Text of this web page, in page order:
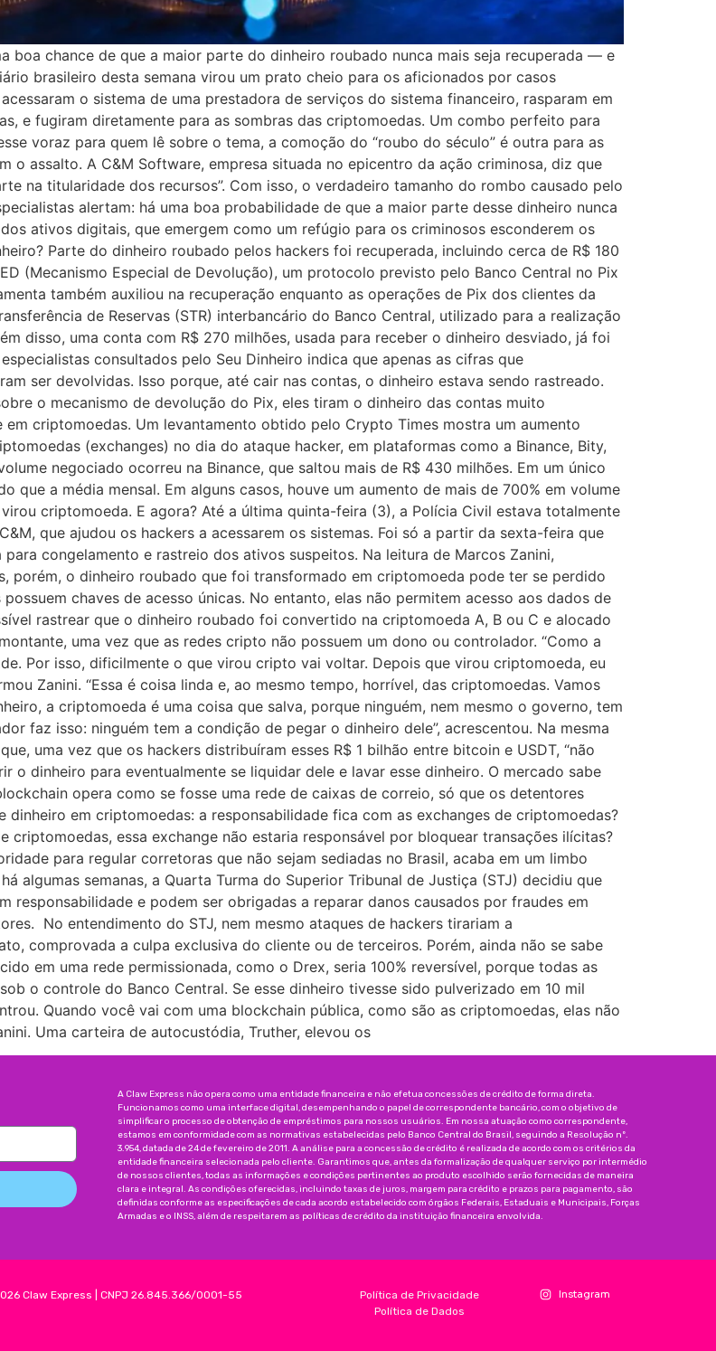
boa chance de que a maior parte do dinheiro roubado nunca mais seja recuperada — e
brasileiro desta semana virou um prato cheio para os aficionados por casos
o sistema de uma prestadora de serviços do sistema financeiro, rasparam em
e fugiram diretamente para as sombras das criptomoedas. Um combo perfeito para
voraz para quem lê sobre o tema, a comoção do “roubo do século” é outra para as
o assalto. A C&M Software, empresa situada no epicentro da ação criminosa, diz que
na titularidade dos recursos”. Com isso, o verdadeiro tamanho do rombo causado pelo
alertam: há uma boa probabilidade de que a maior parte desse dinheiro nunca
ativos digitais, que emergem como um refúgio para os criminosos esconderem os
Parte do dinheiro roubado pelos hackers foi recuperada, incluindo cerca de R$ 180
(Mecanismo Especial de Devolução), um protocolo previsto pelo Banco Central no Pix
também auxiliou na recuperação enquanto as operações de Pix dos clientes da
de Reservas (STR) interbancário do Banco Central, utilizado para a realização
disso, uma conta com R$ 270 milhões, usada para receber o dinheiro desviado, já foi
consultados pelo Seu Dinheiro indica que apenas as cifras que
ser devolvidas. Isso porque, até cair nas contas, o dinheiro estava sendo rastreado.
o mecanismo de devolução do Pix, eles tiram o dinheiro das contas muito
criptomoedas. Um levantamento obtido pelo Crypto Times mostra um aumento
(exchanges) no dia do ataque hacker, em plataformas como a Binance, Bity,
negociado ocorreu na Binance, que saltou mais de R$ 430 milhões. Em um único
a média mensal. Em alguns casos, houve um aumento de mais de 700% em volume
criptomoeda. E agora? Até a última quinta-feira (3), a Polícia Civil estava totalmente
que ajudou os hackers a acessarem os sistemas. Foi só a partir da sexta-feira que
congelamento e rastreio dos ativos suspeitos. Na leitura de Marcos Zanini,
porém, o dinheiro roubado que foi transformado em criptomoeda pode ter se perdido
chaves de acesso únicas. No entanto, elas não permitem acesso aos dados de
rastrear que o dinheiro roubado foi convertido na criptomoeda A, B ou C e alocado
uma vez que as redes cripto não possuem um dono ou controlador. “Como a
Por isso, dificilmente o que virou cripto vai voltar. Depois que virou criptomoeda, eu
Zanini. “Essa é coisa linda e, ao mesmo tempo, horrível, das criptomoedas. Vamos
a criptomoeda é uma coisa que salva, porque ninguém, nem mesmo o governo, tem
faz isso: ninguém tem a condição de pegar o dinheiro dele”, acrescentou. Na mesma
uma vez que os hackers distribuíram esses R$ 1 bilhão entre bitcoin e USDT, “não
o dinheiro para eventualmente se liquidar dele e lavar esse dinheiro. O mercado sabe
opera como se fosse uma rede de caixas de correio, só que os detentores
dinheiro em criptomoedas: a responsabilidade fica com as exchanges de criptomoedas?
essa exchange não estaria responsável por bloquear transações ilícitas?
para regular corretoras que não sejam sediadas no Brasil, acaba em um limbo
algumas semanas, a Quarta Turma do Superior Tribunal de Justiça (STJ) decidiu que
responsabilidade e podem ser obrigadas a reparar danos causados por fraudes em
No entendimento do STJ, nem mesmo ataques de hackers tirariam a
comprovada a culpa exclusiva do cliente ou de terceiros. Porém, ainda não se sabe
em uma rede permissionada, como o Drex, seria 100% reversível, porque todas as
o controle do Banco Central. Se esse dinheiro tivesse sido pulverizado em 10 mil
Quando você vai com uma blockchain pública, como são as criptomoedas, elas não
Uma carteira de autocustódia, Truther, elevou os
A Claw Express não opera como uma entidade financeira e não efetua concessões de crédito de forma direta.
Funcionamos como uma interface digital, desempenhando o papel de correspondente bancário, com o objetivo de
simplificar o processo de obtenção de empréstimos para nossos usuários. Em nossa atuação como correspondente,
estamos em conformidade com as normativas estabelecidas pelo Banco Central do Brasil, seguindo a Resolução nº.
3.954, datada de 24 de fevereiro de 2011. A análise para a concessão de crédito é realizada de acordo com os critérios da
entidade financeira selecionada pelo cliente. Garantimos que, antes da formalização de qualquer serviço por intermédio
de nossos clientes, todas as informações e condições pertinentes ao produto escolhido serão fornecidas de maneira
clara e integral. As condições oferecidas, incluindo taxas de juros, margem para crédito e prazos para pagamento, são
definidas conforme as especificações de cada acordo estabelecido com órgãos Federais, Estaduais e Municipais, Forças
Armadas e o INSS, além de respeitarem as políticas de crédito da instituição financeira envolvida.
Claw Express |CNPJ 26.845.366/0001-55
Política de Privacidade
Política de Dados
Instagram